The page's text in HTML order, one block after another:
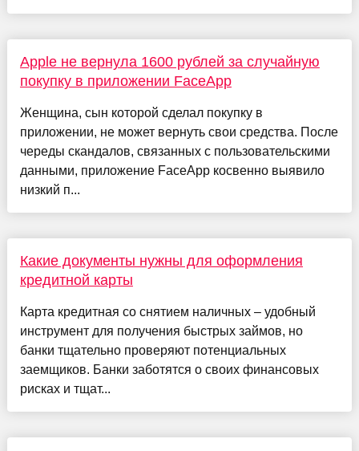
Apple не вернула 1600 рублей за случайную
покупку в приложении FaceApp
Женщина, сын которой сделал покупку в
приложении, не может вернуть свои средства. После
череды скандалов, связанных с пользовательскими
данными, приложение FaceApp косвенно выявило
низкий п...
Какие документы нужны для оформления
кредитной карты
Карта кредитная со снятием наличных – удобный
инструмент для получения быстрых займов, но
банки тщательно проверяют потенциальных
заемщиков. Банки заботятся о своих финансовых
рисках и тщат...